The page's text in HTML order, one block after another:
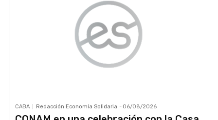
CABA Redacción Economía Solidaria - 06/08/2026